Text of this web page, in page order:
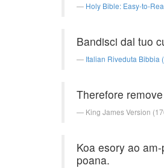
Holy Bible: Easy-to-
Bandisci dal tuo
Italian Riveduta Bibbia
Therefore
King James Version
Koa esory ao
poana.